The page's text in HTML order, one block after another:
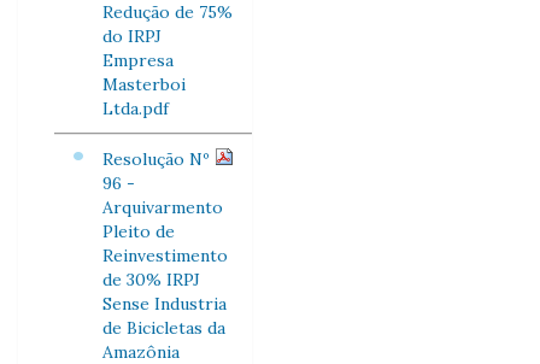
Redução de 75%
do IRPJ
Empresa
Masterboi
Ltda.pdf
Resolução Nº
96 -
Arquivarmento
Pleito de
Reinvestimento
de 30% IRPJ
Sense Industria
de Bicicletas da
Amazônia